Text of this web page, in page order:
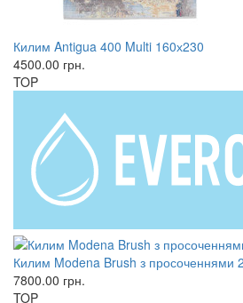
Килим Antigua 400 Multi 160х230
4500.00 грн.
TOP
Килим Modena Brush з просоченнями
7800.00 грн.
TOP